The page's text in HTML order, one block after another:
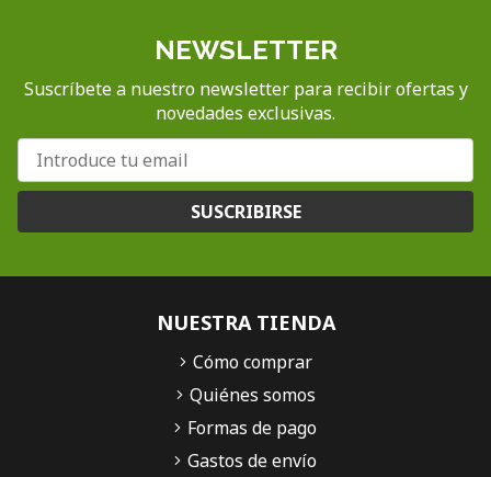
NEWSLETTER
Suscríbete a nuestro newsletter para recibir ofertas y
novedades exclusivas.
SUSCRIBIRSE
NUESTRA TIENDA
Cómo comprar
Quiénes somos
Formas de pago
Gastos de envío